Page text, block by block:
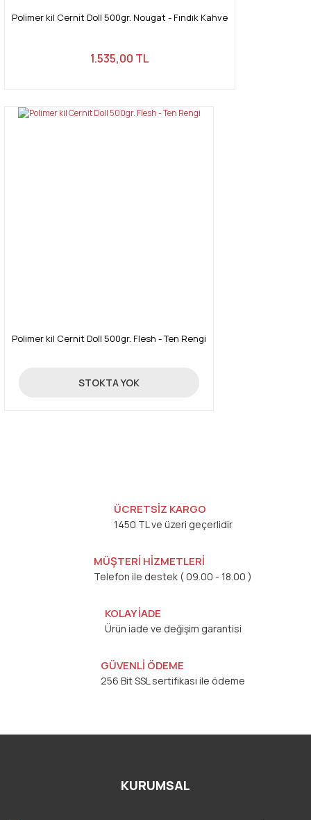
Polimer kil Cernit Doll 500gr. Nougat - Fındık Kahve
1.535,00 TL
Polimer kil Cernit Doll 500gr. Flesh - Ten Rengi
1.535,00 TL
STOKTA YOK
ÜCRETSİZ KARGO
1450 TL ve üzeri geçerlidir
MÜŞTERİ HİZMETLERİ
Telefon ile destek ( 09.00 - 18.00 )
KOLAY İADE
Ürün iade ve değişim garantisi
GÜVENLİ ÖDEME
256 Bit SSL sertifikası ile ödeme
KURUMSAL